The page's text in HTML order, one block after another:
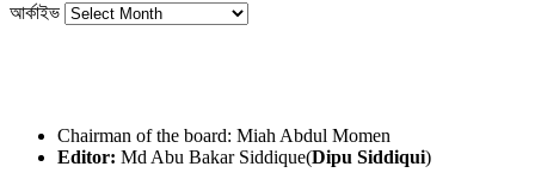
আর্কাইভ
Chairman of the board: Miah Abdul Momen
Editor: Md Abu Bakar Siddique(Dipu Siddiqui)